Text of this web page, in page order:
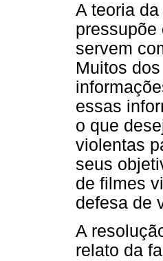
A teoria
pressupõe
servem
Muitos
essas
o que
violentas
seus
de filmes
defesa de
A
relato da